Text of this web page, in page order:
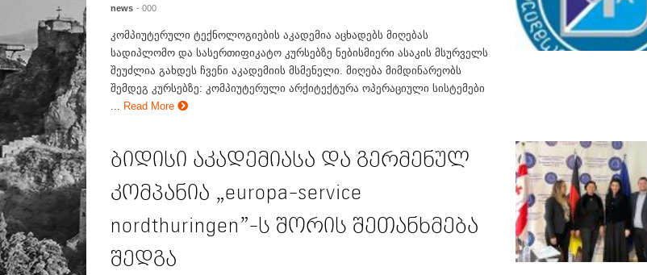
news - 000
კომპიუტერული ტექნოლოგიების აკადემია აცხადებს მიღებას
სადიპლომო და სასერთიფიკატო კურსებზე ნებისმიერი ასაკის მსურველს
შეუძლია გახდეს ჩვენი აკადემიის მსმენელი. მიღება მიმდინარეობს
შემდეგ კურსებზე: კომპიუტერული არქიტექტურა ოპერაციული სისტემები
... Read More
ბიდისი აკადემიასა და გერმენულ
კომპანია „europa-service
nordthuringen”-ს შორის შეთანხმება
შედგა